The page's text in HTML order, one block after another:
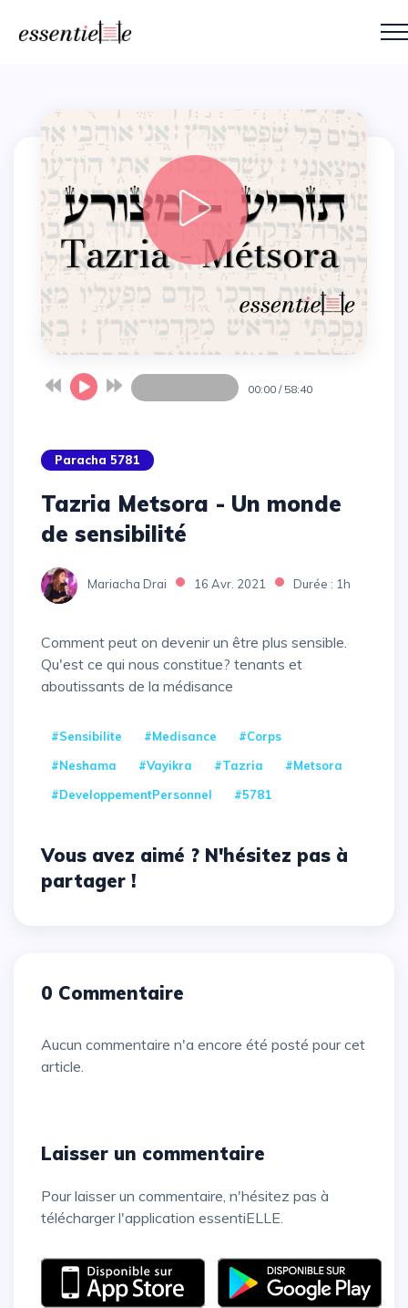
00:00 / 58:40
Paracha 5781
Tazria Metsora - Un monde
de sensibilité
Mariacha Drai 16 Avr. 2021 Durée : 1h
Comment peut on devenir un être plus sensible.
Qu'est ce qui nous constitue? tenants et
aboutissants de la médisance
#Sensibilite #Medisance
#Corps
#Neshama
#Vayikra #Tazria
#Metsora
#DeveloppementPersonnel
#5781
Vous avez aimé ? N'hésitez pas à
partager !
0 Commentaire
Aucun commentaire n'a encore été posté pour cet
article.
Laisser un commentaire
Pour laisser un commentaire, n'hésitez pas à
télécharger l'application essentiELLE.